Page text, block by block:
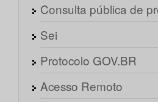
Consulta pública de
Sei
Protocolo GOV.BR
Acesso Remoto